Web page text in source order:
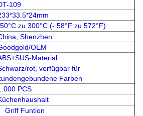
109
zu 300°C (- 58°F zu 572°F)
Shenzhen
OEM
Material
rot, verfügbar für
Farben
PCS
Griff Funtion